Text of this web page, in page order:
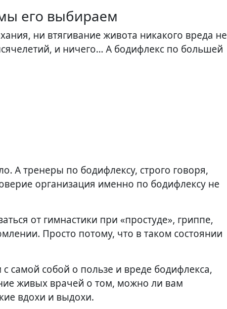
его выбираем
ни втягивание живота никакого вреда не
и ничего… А бодифлекс по большей
А тренеры по бодифлексу, строго говоря,
организация именно по бодифлексу не
от гимнастики при «простуде», гриппе,
Просто потому, что в таком состоянии
самой собой о пользе и вреде бодифлекса,
живых врачей о том, можно ли вам
вдохи и выдохи.